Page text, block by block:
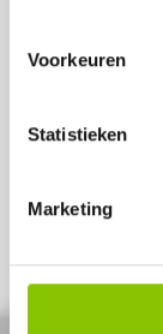
Voorkeuren
Statistieken
Marketing
BUURT
Cat.F1